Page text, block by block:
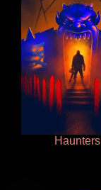
Haunters